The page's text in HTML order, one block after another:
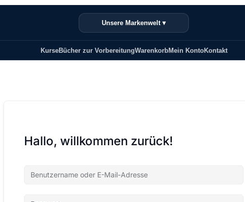
Unsere Markenwelt ▾
KurseBücher zur VorbereitungWarenkorbMein KontoKontakt
Hallo, willkommen zurück!